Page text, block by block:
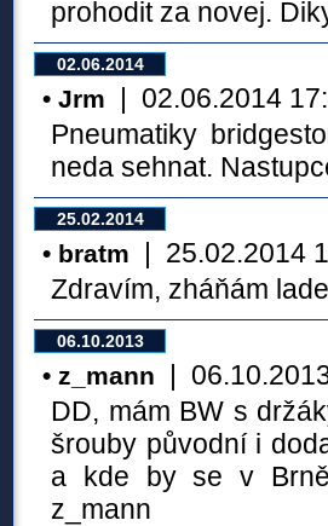
prohodit za novej.
02.06.2014
• Jrm
| 02.06.2014
Pneumatiky
neda sehnat.
25.02.2014
• bratm
| 25.02.2014
Zdravím, zháňám
06.10.2013
• z_mann
|
DD, mám BW s
šrouby původní i
a kde by se v
z_mann